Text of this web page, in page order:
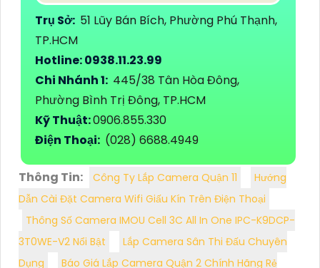
Trụ Sở: 51 Lũy Bán Bích, Phường Phú Thạnh,
TP.HCM
Hotline: 0938.11.23.99
Chi Nhánh 1: 445/38 Tân Hòa Đông,
Phường Bình Trị Đông, TP.HCM
Kỹ Thuật:0906.855.330
Điện Thoại: (028) 6688.4949
Thông Tin: Công Ty Lắp Camera Quận 11
Hướng
Dẫn Cài Đặt Camera Wifi Giấu Kín Trên Điện Thoại
Thông Số Camera IMOU Cell 3C All In One IPC-K9DCP-
3T0WE-V2 Nổi Bật
Lắp Camera Sân Thi Đấu Chuyên
Dụng
Báo Giá Lắp Camera Quận 2 Chính Hãng Rẻ